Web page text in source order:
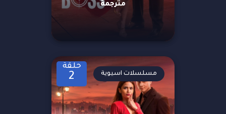
مترجمة
حلقة
2 مسلسلات اسيوية